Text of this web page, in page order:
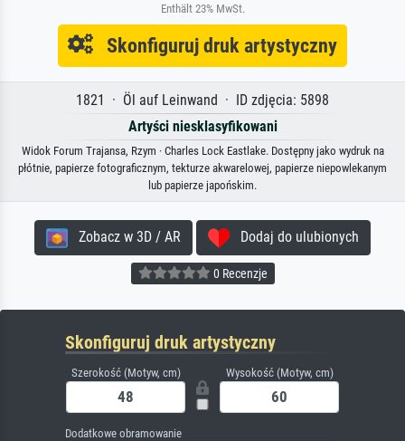
Enthält 23% MwSt.
Skonfiguruj druk artystyczny
1821 · Öl auf Leinwand · ID zdjęcia: 5898
Artyści niesklasyfikowani
Widok Forum Trajansa, Rzym · Charles Lock Eastlake. Dostępny jako wydruk na
płótnie, papierze fotograficznym, tekturze akwarelowej, papierze niepowlekanym
lub papierze japońskim.
Zobacz w 3D / AR Dodaj do ulubionych
0 Recenzje
Skonfiguruj druk artystyczny
Szerokość (Motyw, cm) Wysokość (Motyw, cm)
Dodatkowe obramowanie